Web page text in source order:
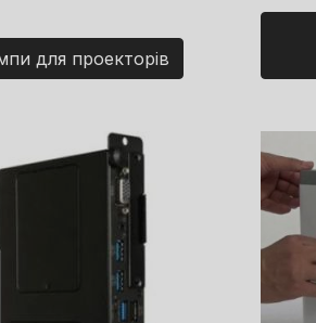
для проекторів